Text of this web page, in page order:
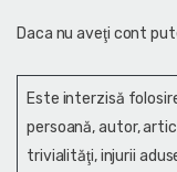
Daca nu aveţi cont
Este interzisă
persoană, autor,
trivialităţi, injurii